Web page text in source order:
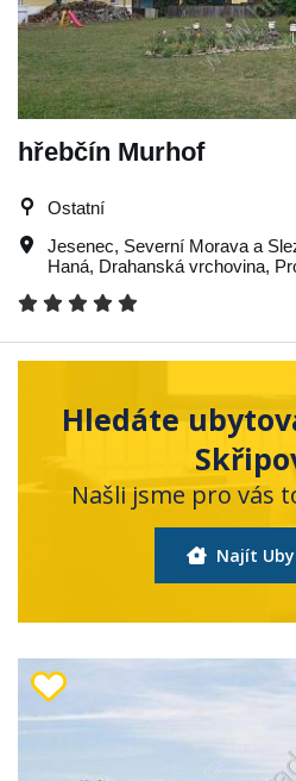
hřebčín Murhof
Ostatní
Jesenec, Severní Morava a
Haná, Drahanská vrchovina,
Hledáte
Našli jsme pro vás
Najít